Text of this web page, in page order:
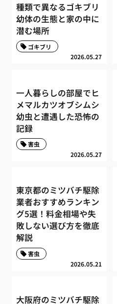
種類で異なるゴキブリ
幼体の生態と家の中に
潜む場所
2026.05.27
ゴキブリ
一人暮らしの部屋でヒ
メマルカツオブシムシ
幼虫と遭遇した恐怖の
記録
2026.05.27
害虫
東京都のミツバチ駆除
業者おすすめランキン
グ5選！料金相場や失
敗しない選び方を徹底
解説
2026.05.21
害虫
大阪府のミツバチ駆除